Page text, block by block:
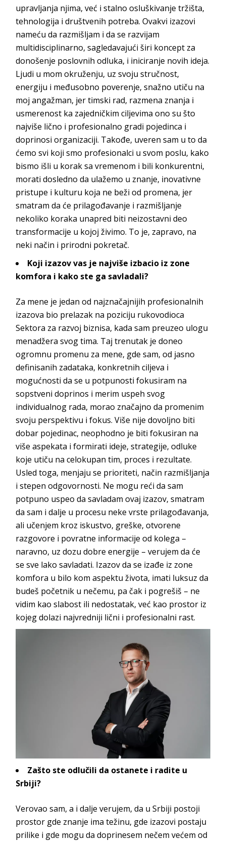
upravljanja njima, već i stalno osluškivanje tržišta,
tehnologija i društvenih potreba. Ovakvi izazovi
nameću da razmišljam i da se razvijam
multidisciplinarno, sagledavajući širi koncept za
donošenje poslovnih odluka, i iniciranje novih ideja.
Ljudi u mom okruženju, uz svoju stručnost,
energiju i međusobno poverenje, snažno utiču na
moj angažman, jer timski rad, razmena znanja i
usmerenost ka zajedničkim ciljevima ono su što
najviše lično i profesionalno gradi pojedinca i
doprinosi organizaciji. Takođe, uveren sam u to da
ćemo svi koji smo profesionalci u svom poslu, kako
bismo išli u korak sa vremenom i bili konkurentni,
morati dosledno da ulažemo u znanje, inovativne
pristupe i kulturu koja ne beži od promena, jer
smatram da će prilagođavanje i razmišljanje
nekoliko koraka unapred biti neizostavni deo
transformacije u kojoj živimo. To je, zapravo, na
neki način i prirodni pokretač.
Koji izazov vas je najviše izbacio iz zone
komfora i kako ste ga savladali?
Za mene je jedan od najznačajnijih profesionalnih
izazova bio prelazak na poziciju rukovodioca
Sektora za razvoj biznisa, kada sam preuzeo ulogu
menadžera svog tima. Taj trenutak je doneo
ogromnu promenu za mene, gde sam, od jasno
definisanih zadataka, konkretnih ciljeva i
mogućnosti da se u potpunosti fokusiram na
sopstveni doprinos i merim uspeh svog
individualnog rada, morao značajno da promenim
svoju perspektivu i fokus. Više nije dovoljno biti
dobar pojedinac, neophodno je biti fokusiran na
više aspekata i formirati ideje, strategije, odluke
koje utiču na celokupan tim, proces i rezultate.
Usled toga, menjaju se prioriteti, način razmišljanja
i stepen odgovornosti. Ne mogu reći da sam
potpuno uspeo da savladam ovaj izazov, smatram
da sam i dalje u procesu neke vrste prilagođavanja,
ali učenjem kroz iskustvo, greške, otvorene
razgovore i povratne informacije od kolega –
naravno, uz dozu dobre energije – verujem da će
se sve lako savladati. Izazov da se izađe iz zone
komfora u bilo kom aspektu života, imati luksuz da
budeš početnik u nečemu, pa čak i pogrešiš – ne
vidim kao slabost ili nedostatak, već kao prostor iz
kojeg dolazi najvredniji lični i profesionalni rast.
Zašto ste odlučili da ostanete i radite u
Srbiji?
Verovao sam, a i dalje verujem, da u Srbiji postoji
prostor gde znanje ima težinu, gde izazovi postaju
prilike i gde mogu da doprinesem nečem većem od